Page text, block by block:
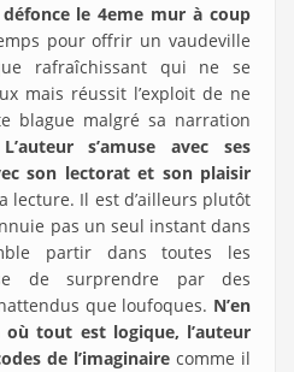
défonce le 4eme mur à coup
pour offrir un vaudeville
rafraîchissant qui ne se
mais réussit l’exploit de ne
blague malgré sa narration
L’auteur s’amuse avec ses
son lectorat et son plaisir
lecture. Il est d’ailleurs plutôt
pas un seul instant dans
partir dans toutes les
de surprendre par des
que loufoques. N’en
tout est logique, l’auteur
de l’imaginairecomme il